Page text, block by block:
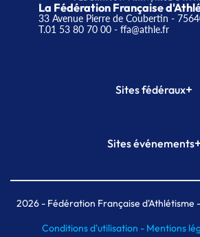
La Fédération Française
33 Avenue Pierre de Coubertin -
T.01 53 80 70 00- ffa@athle.fr
Sites fédéraux+
Plateforme Formation
Sites événements+
Meeting de Paris
MAIF Ekiden de Paris
2026- Fédération Française d'Athlétisme
Conditions d'utilisation - Mentions